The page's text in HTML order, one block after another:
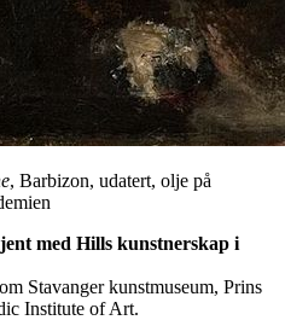
, Barbizon, udatert, olje på
med Hills kunstnerskap i
Stavanger kunstmuseum, Prins
Institute of Art.